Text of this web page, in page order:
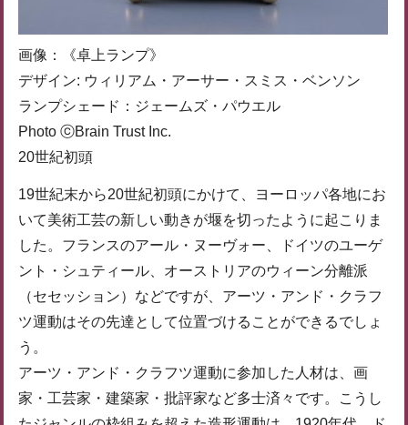
画像：《卓上ランプ》
デザイン: ウィリアム・アーサー・スミス・ベンソン
ランプシェード：ジェームズ・パウエル
Photo ⓒBrain Trust Inc.
20世紀初頭
19世紀末から20世紀初頭にかけて、ヨーロッパ各地にお
いて美術工芸の新しい動きが堰を切ったように起こりま
した。フランスのアール・ヌーヴォー、ドイツのユーゲ
ント・シュティール、オーストリアのウィーン分離派
（セセッション）などですが、アーツ・アンド・クラフ
ツ運動はその先達として位置づけることができるでしょ
う。
アーツ・アンド・クラフツ運動に参加した人材は、画
家・工芸家・建築家・批評家など多士済々です。こうし